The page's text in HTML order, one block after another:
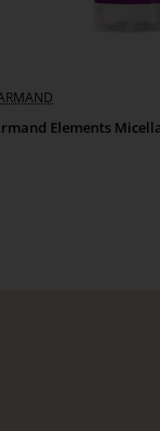
Elements